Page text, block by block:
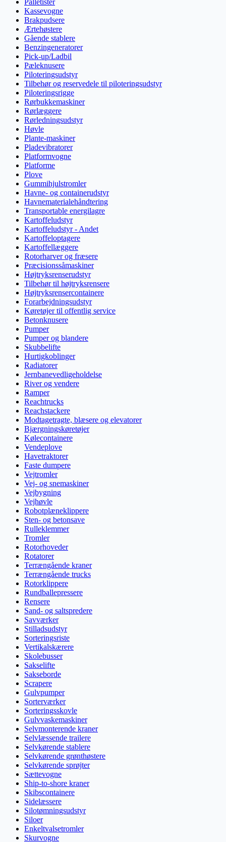
Kassevogne
Brakpudsere
Ærtehøstere
Gående stablere
Benzingeneratorer
Pick-up/Ladbil
Pæleknusere
Piloteringsudstyr
Tilbehør og reservedele til piloteringsudstyr
Piloteringsrigge
Rørbukkemaskiner
Rørlæggere
Rørledningsudstyr
Høvle
Plante-maskiner
Pladevibratorer
Platformvogne
Platforme
Plove
Gummihjulstromler
Havne- og containerudstyr
Havnematerialehåndtering
Transportable energilagre
Kartoffeludstyr
Kartoffeludstyr - Andet
Kartoffeloptagere
Kartoffellæggere
Rotorharver og fræsere
Præcisionssåmaskiner
Højtryksrenserudstyr
Tilbehør til højtryksrensere
Højtryksrensercontainere
Forarbejdningsudstyr
Køretøjer til offentlig service
Betonknusere
Pumper
Pumper og blandere
Skubbelifte
Hurtigkoblinger
Radiatorer
Jernbanevedligeholdelse
River og vendere
Ramper
Reachtrucks
Reachstackere
Modtagetragte, blæsere og elevatorer
Bjærgningskøretøjer
Kølecontainere
Vendeplove
Havetraktorer
Faste dumpere
Vejtromler
Vej- og snemaskiner
Vejbygning
Vejhøvle
Robotplæneklippere
Sten- og betonsave
Rulleklemmer
Tromler
Rotorhoveder
Rotatorer
Terrængående kraner
Terrængående trucks
Rotorklippere
Rundballepressere
Rensere
Sand- og saltspredere
Savværker
Stilladsudstyr
Sorteringsriste
Vertikalskærere
Skolebusser
Sakselifte
Sakseborde
Scrapere
Gulvpumper
Sorterværker
Sorteringsskovle
Gulvvaskemaskiner
Selvmonterende kraner
Selvlæssende trailere
Selvkørende stablere
Selvkørende grønthøstere
Selvkørende sprøjter
Sættevogne
Ship-to-shore kraner
Skibscontainere
Sidelæssere
Silotømningsudstyr
Siloer
Enkeltvalsetromler
Skurvogne